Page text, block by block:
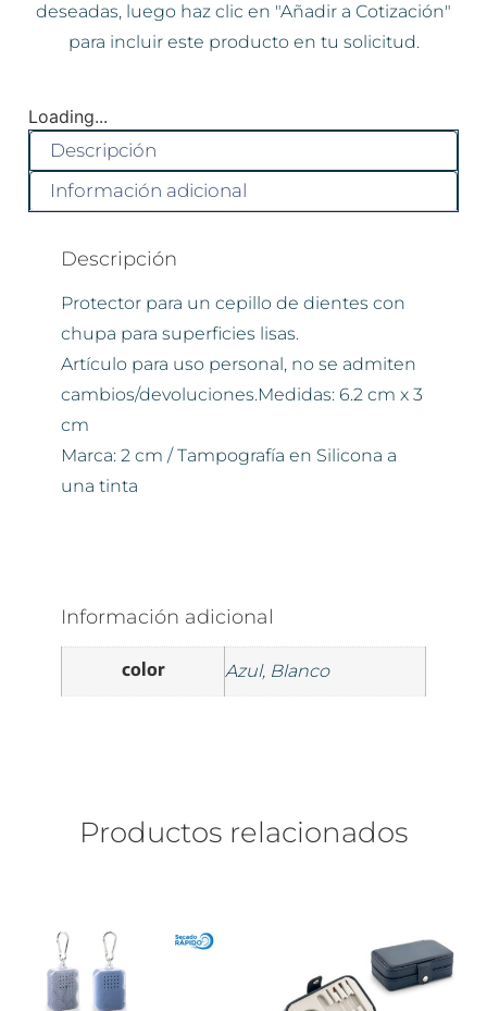
deseadas, luego haz clic en "Añadir a Cotización"
para incluir este producto en tu solicitud.
Loading...
Descripción
Información adicional
Descripción
Protector para un cepillo de dientes con
chupa para superficies lisas.
Artículo para uso personal, no se admiten
cambios/devoluciones.Medidas: 6.2 cm x 3
cm
Marca: 2 cm / Tampografía en Silicona a
una tinta
Información adicional
color Azul, Blanco
Productos relacionados